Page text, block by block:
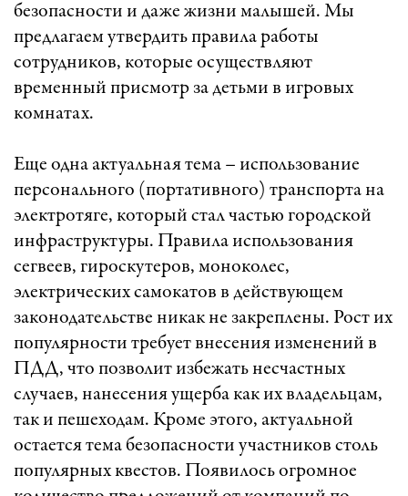
безопасности и даже жизни малышей. Мы
предлагаем утвердить правила работы
сотрудников, которые осуществляют
временный присмотр за детьми в игровых
комнатах.
Еще одна актуальная тема – использование
персонального (портативного) транспорта на
электротяге, который стал частью городской
инфраструктуры. Правила использования
сегвеев, гироскутеров, моноколес,
электрических самокатов в действующем
законодательстве никак не закреплены. Рост их
популярности требует внесения изменений в
ПДД, что позволит избежать несчастных
случаев, нанесения ущерба как их владельцам,
так и пешеходам. Кроме этого, актуальной
остается тема безопасности участников столь
популярных квестов. Появилось огромное